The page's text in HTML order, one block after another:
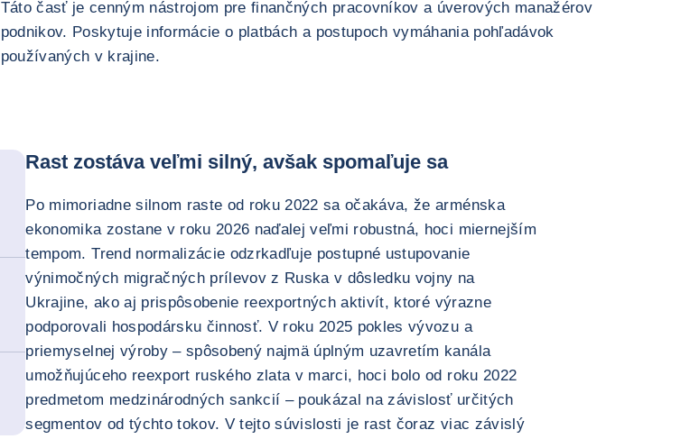
Táto časť je cenným nástrojom pre finančných pracovníkov a úverových manažérov
podnikov. Poskytuje informácie o platbách a postupoch vymáhania pohľadávok
používaných v krajine.
Rast zostáva veľmi silný, avšak spomaľuje sa
Po mimoriadne silnom raste od roku 2022 sa očakáva, že arménska
ekonomika zostane v roku 2026 naďalej veľmi robustná, hoci miernejším
tempom. Trend normalizácie odzrkadľuje postupné ustupovanie
výnimočných migračných prílevov z Ruska v dôsledku vojny na
Ukrajine, ako aj prispôsobenie reexportných aktivít, ktoré výrazne
podporovali hospodársku činnosť. V roku 2025 pokles vývozu a
priemyselnej výroby – spôsobený najmä úplným uzavretím kanála
umožňujúceho reexport ruského zlata v marci, hoci bolo od roku 2022
predmetom medzinárodných sankcií – poukázal na závislosť určitých
segmentov od týchto tokov. V tejto súvislosti je rast čoraz viac závislý